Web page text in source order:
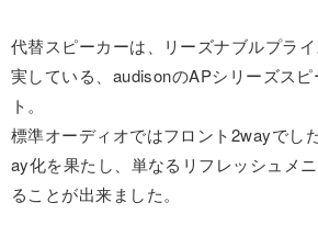
代替スピーカーは、リーズナブルプラ
実している、audisonのAPシリーズス
ト。
標準オーディオではフロント2wayでし
ay化を果たし、単なるリフレッシュメ
ることが出来ました。